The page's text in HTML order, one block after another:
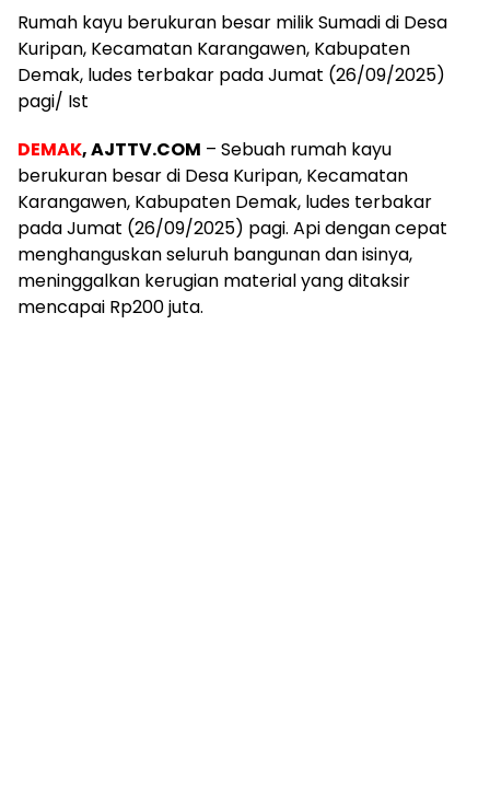
Rumah kayu berukuran besar milik Sumadi di Desa
Kuripan, Kecamatan Karangawen, Kabupaten
Demak, ludes terbakar pada Jumat (26/09/2025)
pagi/ Ist
DEMAK, AJTTV.COM – Sebuah rumah kayu
berukuran besar di Desa Kuripan, Kecamatan
Karangawen, Kabupaten Demak, ludes terbakar
pada Jumat (26/09/2025) pagi. Api dengan cepat
menghanguskan seluruh bangunan dan isinya,
meninggalkan kerugian material yang ditaksir
mencapai Rp200 juta.